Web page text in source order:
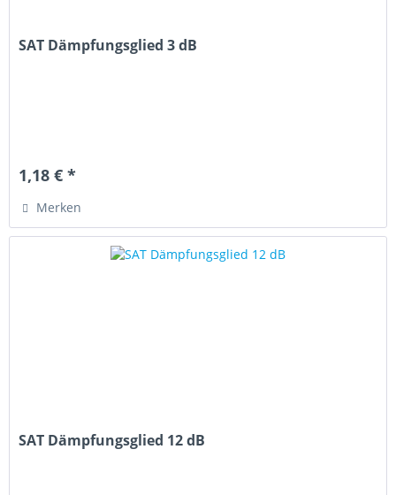
SAT Dämpfungsglied 3 dB
1,18 € *
Merken
SAT Dämpfungsglied 12 dB